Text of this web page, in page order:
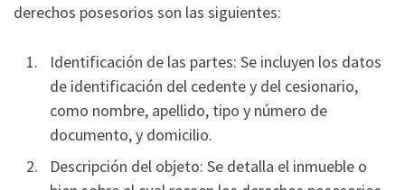
derechos posesorios son las siguientes:
Identificación de las partes: Se incluyen los datos
de identificación del cedente y del cesionario,
como nombre, apellido, tipo y número de
documento, y domicilio.
Descripción del objeto: Se detalla el inmueble o